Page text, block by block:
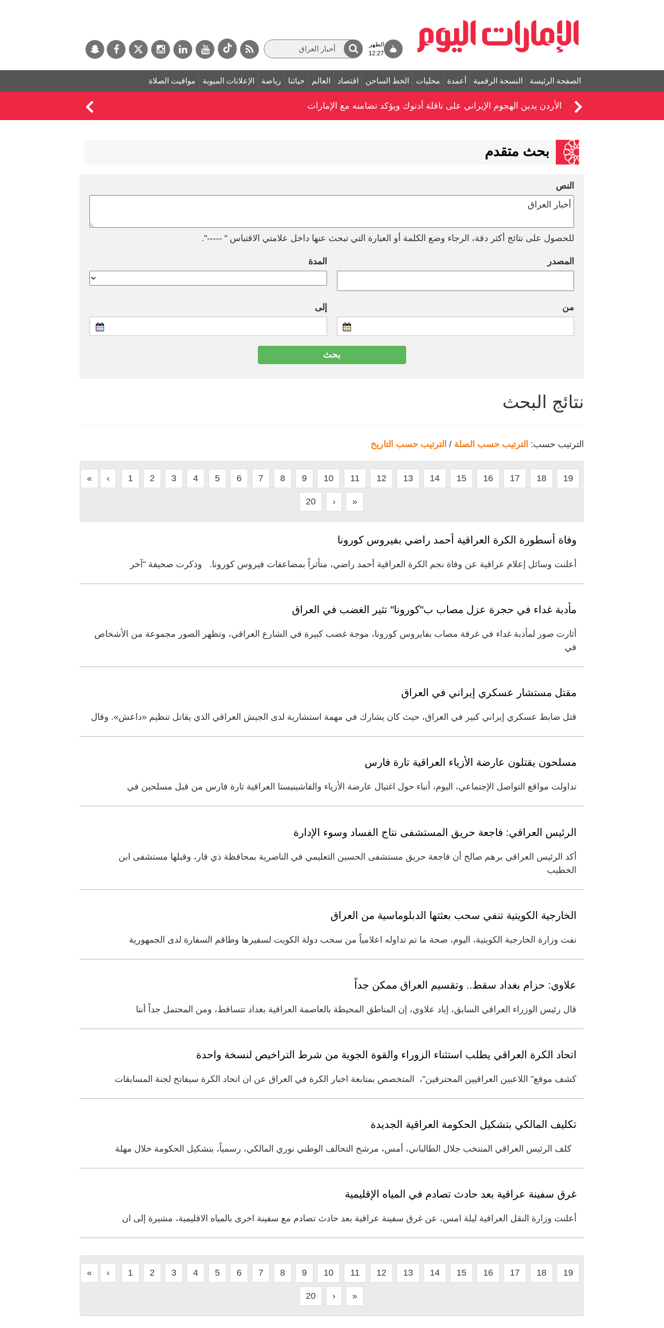
الظهر
12:27
الصفحة الرئيسة النسخة الرقمية أعمدة محليات الخط الساخن اقتصاد العالم حياتنا رياضة الإعلانات المبوبة مواقيت الصلاة
الأردن يدين الهجوم الإيراني على ناقلة أدنوك ويؤكد تضامنه مع الإمارات
بحث متقدم
النص
للحصول على نتائج أكثر دقة، الرجاء وضع الكلمة أو العبارة التي تبحث عنها داخل علامتي الاقتباس " -----".
المصدر المدة
من إلى
نتائج البحث
الترتيب حسب: الترتيب حسب الصلة / الترتيب حسب التاريخ
« ‹ 1 2 3 4 5 6 7 8 9 10 11 12 13 14 15 16 17 18 19
20 › »
وفاة أسطورة الكرة العراقية أحمد راضي بفيروس كورونا
أعلنت وسائل إعلام عراقية عن وفاة نجم الكرة العراقية أحمد راضي، متأثراً بمضاعفات فيروس كورونا. وذكرت صحيفة "آخر
مأدبة غداء في حجرة عزل مصاب ب"كورونا" تثير الغضب في العراق
أثارت صور لمأدبة غداء في غرفة مصاب بفايروس كورونا، موجة غضب كبيرة في الشارع العراقي، وتظهر الصور مجموعة من الأشخاص
في
مقتل مستشار عسكري إيراني في العراق
قتل ضابط عسكري إيراني كبير في العراق، حيث كان يشارك في مهمة استشارية لدى الجيش العراقي الذي يقاتل تنظيم «داعش». وقال
مسلحون يقتلون عارضة الأزياء العراقية تارة فارس
تداولت مواقع التواصل الإجتماعي، اليوم، أنباء حول اغتيال عارضة الأزياء والفاشينيستا العراقية تارة فارس من قبل مسلحين في
الرئيس العراقي: فاجعة حريق المستشفى نتاج الفساد وسوء الإدارة
أكد الرئيس العراقي برهم صالح أن فاجعة حريق مستشفى الحسين التعليمي في الناصرية بمحافظة ذي قار، وقبلها مستشفى ابن
الخطيب
الخارجية الكويتية تنفي سحب بعثتها الدبلوماسية من العراق
نفت وزارة الخارجية الكويتية، اليوم، صحة ما تم تداوله اعلامياً من سحب دولة الكويت لسفيرها وطاقم السفارة لدى الجمهورية
علاوي: حزام بغداد سقط.. وتقسيم العراق ممكن جداً
قال رئيس الوزراء العراقي السابق، إياد علاوي، إن المناطق المحيطة بالعاصمة العراقية بغداد تتساقط، ومن المحتمل جداً أننا
اتحاد الكرة العراقي يطلب استثناء الزوراء والقوة الجوية من شرط التراخيص لنسخة واحدة
كشف موقع" اللاعبين العراقيين المحترفين"، المتخصص بمتابعة اخبار الكرة في العراق عن ان اتحاد الكرة سيفاتح لجنة المسابقات
تكليف المالكي بتشكيل الحكومة العراقية الجديدة
كلف الرئيس العراقي المنتخب جلال الطالباني، أمس، مرشح التحالف الوطني نوري المالكي، رسمياً، بتشكيل الحكومة خلال مهلة
غرق سفينة عراقية بعد حادث تصادم في المياه الإقليمية
أعلنت وزارة النقل العراقية ليلة امس، عن غرق سفينة عراقية بعد حادث تصادم مع سفينة اخرى بالمياه الاقليمية، مشيرة إلى ان
« ‹ 1 2 3 4 5 6 7 8 9 10 11 12 13 14 15 16 17 18 19
20 › »